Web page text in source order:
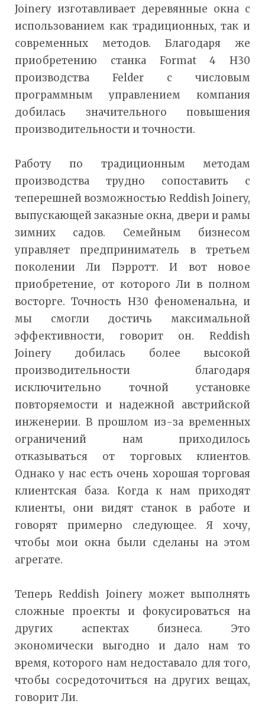
Joinery изготавливает деревянные окна с
использованием как традиционных, так и
современных методов. Благодаря же
приобретению станка Format 4 H30
производства Felder с числовым
программным управлением компания
добилась значительного повышения
производительности и точности.
Работу по традиционным методам
производства трудно сопоставить с
теперешней возможностью Reddish Joinery,
выпускающей заказные окна, двери и рамы
зимних садов. Семейным бизнесом
управляет предприниматель в третьем
поколении Ли Пэрротт. И вот новое
приобретение, от которого Ли в полном
восторге. Точность H30 феноменальна, и
мы смогли достичь максимальной
эффективности, говорит он. Reddish
Joinery добилась более высокой
производительности благодаря
исключительно точной установке
повторяемости и надежной австрийской
инженерии. В прошлом из-за временных
ограничений нам приходилось
отказываться от торговых клиентов.
Однако у нас есть очень хорошая торговая
клиентская база. Когда к нам приходят
клиенты, они видят станок в работе и
говорят примерно следующее. Я хочу,
чтобы мои окна были сделаны на этом
агрегате.
Теперь Reddish Joinery может выполнять
сложные проекты и фокусироваться на
других аспектах бизнеса. Это
экономически выгодно и дало нам то
время, которого нам недоставало для того,
чтобы сосредоточиться на других вещах,
говорит Ли.